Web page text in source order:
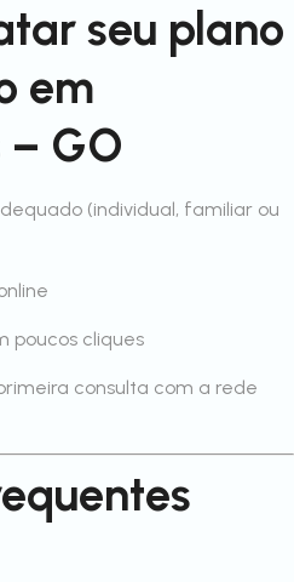
seu plano
em
– GO
(individual, familiar ou
poucos cliques
consulta com a rede